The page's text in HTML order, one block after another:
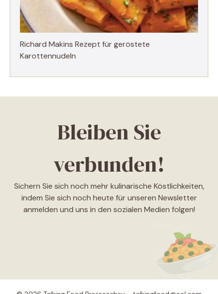
Richard Makins Rezept für geröstete
Karottennudeln
Bleiben Sie
verbunden!
Sichern Sie sich noch mehr kulinarische Köstlichkeiten,
indem Sie sich noch heute für unseren Newsletter
anmelden und uns in den sozialen Medien folgen!